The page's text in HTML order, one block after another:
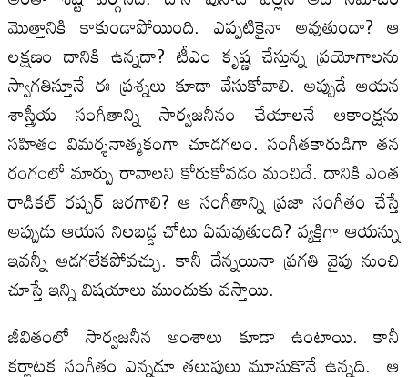
మొత్తానికి కాకుండాపోయింది. ఎప్పటికైనా అవుతుందా? ఆ
లక్షణం దానికి ఉన్నదా? టీఎం కృష్ణ చేస్తున్న ప్రయోగాలను
స్వాగతిస్తూనే ఈ ప్రశ్నలు కూడా వేసుకోవాలి. అప్పుడే ఆయన
శాస్త్రీయ సంగీతాన్ని సార్వజనీనం చేయాలనే ఆకాంక్షను
సహితం విమర్శనాత్మకంగా చూడగలం. సంగీతకారుడిగా తన
రంగంలో మార్పు రావాలని కోరుకోవడం మంచిదే. దానికి ఎంత
రాడికల్‌ రప్చర్‌ జరగాలి? ఆ సంగీతాన్ని ప్రజా సంగీతం చేస్తే
అప్పుడు ఆయన నిలబడ్డ చోటు ఏమవుతుంది? వ్యక్తిగా ఆయన్ను
ఇవన్నీ అడగలేకపోవచ్చు. కానీ దేన్నయినా ప్రగతి వైపు నుంచి
చూస్తే ఇన్ని విషయాలు ముందుకు వస్తాయి.
జీవితంలో సార్వజనీన అంశాలు కూడా ఉంటాయి. కానీ
కర్ణాటక సంగీతం ఎన్నడూ తలుపులు మూసుకొనే ఉన్నది. ఆ